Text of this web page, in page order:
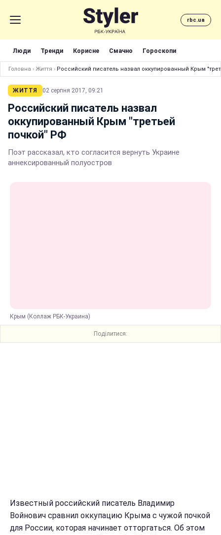
rbc.ua
Люди Тренди Корисне Смачно Гороскопи
Головна › Життя › Российский писатель назвал оккупированный Крым
ЖИТТЯ 02 серпня 2017, 09:21
Российский писатель назвал
оккупированный Крым "третьей
почкой" РФ
Поэт рассказал, кто согласится вернуть Украине
аннексированный полуостров
Крым (Коллаж РБК-Украина)
Поділитися:
Известный российский писатель Владимир
Войнович сравнил оккупацию Крыма с чужой почкой
для России, которая начинает отторгаться. Об этом